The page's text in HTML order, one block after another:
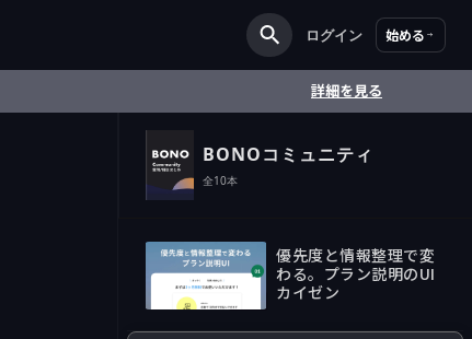
ログイン 始める
詳細を見る
BONOコミュニティ
全10本
優先度と情報整理で変
わる。プラン説明のUI
カイゼン